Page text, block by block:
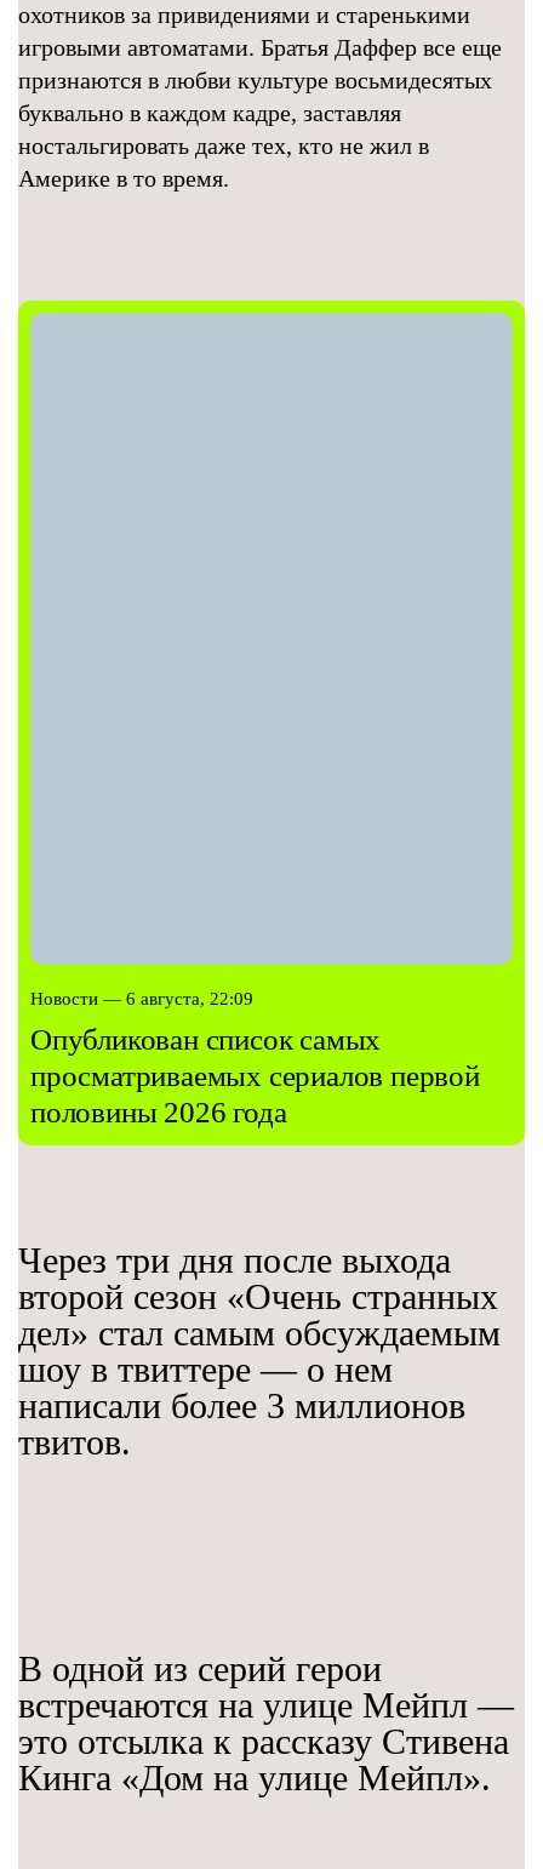
охотников за привидениями и старенькими
игровыми автоматами. Братья Даффер все еще
признаются в любви культуре восьмидесятых
буквально в каждом кадре, заставляя
ностальгировать даже тех, кто не жил в
Америке в то время.
Новости — 6 августа, 22:09
Опубликован список самых
просматриваемых сериалов первой
половины 2026 года
Через три дня после выхода
второй сезон «Очень странных
дел» стал самым обсуждаемым
шоу в твиттере — о нем
написали более 3 миллионов
твитов.
В одной из серий герои
встречаются на улице Мейпл —
это отсылка к рассказу Стивена
Кинга «Дом на улице Мейпл».